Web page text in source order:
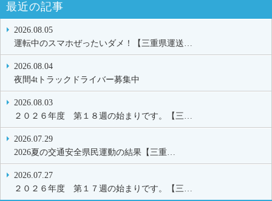
最近の記事
2026.08.05
運転中のスマホぜったいダメ！【三重県運送…
2026.08.04
夜間4tトラックドライバー募集中
2026.08.03
２０２６年度 第１８週の始まりです。【三…
2026.07.29
2026夏の交通安全県民運動の結果【三重…
2026.07.27
２０２６年度 第１７週の始まりです。【三…